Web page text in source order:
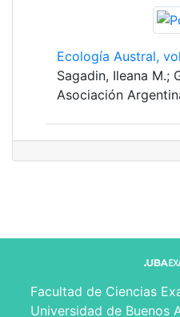
Ecología Austral,
Sagadin, Ileana M.;
Asociación
Facultad de Ciencias
Universidad de Buenos